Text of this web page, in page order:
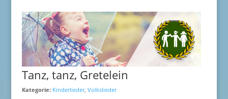
Tanz, tanz, Gretelein
Kategorie: Kinderlieder, Volkslieder